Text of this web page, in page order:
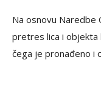
Na osnovu Naredbe
pretres lica i objekta
čega je pronađeno i